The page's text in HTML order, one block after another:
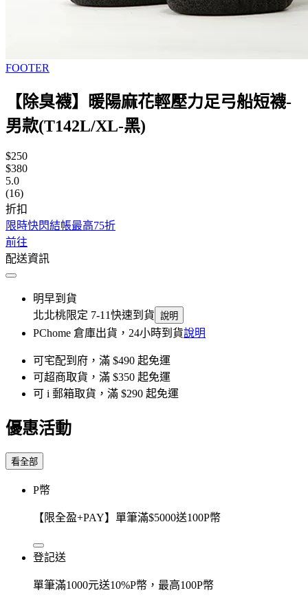
FOOTER
【除臭襪】暖陽麻花輕壓力足弓船短襪-
男款(T142L/XL-黑)
$250
$380
5.0
(16)
折扣
限時快閃結帳最高75折
前往
配送資訊
明早到貨
北北桃限定 7-11快速到貨 說明
PChome 倉庫出貨，24小時到貨說明
可宅配到府，滿 $490 起免運
可超商取貨，滿 $350 起免運
可 i 郵箱取貨，滿 $290 起免運
優惠活動
看全部
P幣
【限全盈+PAY】單筆滿$5000送100P幣
登記送
單筆滿1000元送10%P幣，最高100P幣